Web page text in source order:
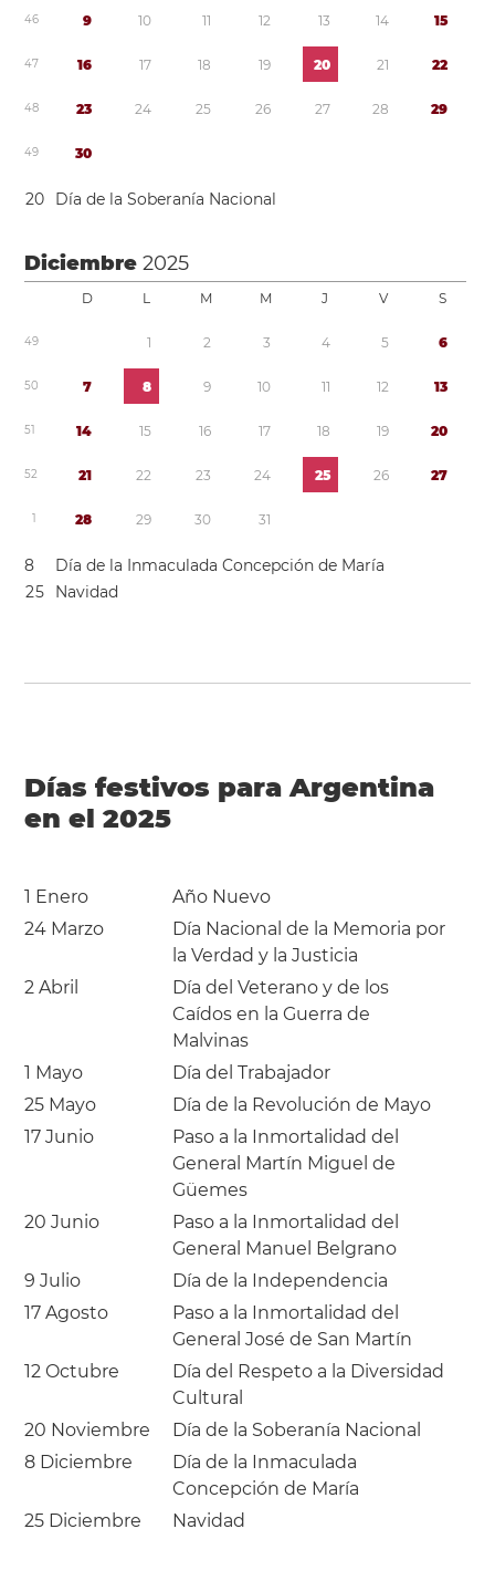
46 9 10 11 12 13 14 15
47 16 17 18 19 20 21 22
48 23 24 25 26 27 28 29
49 30
20 Día de la Soberanía Nacional
Diciembre2025
D L M M J V S
49 1 2 3 4 5 6
50 7 8 9 10 11 12 13
51 14 15 16 17 18 19 20
52 21 22 23 24 25 26 27
1 28 29 30 31
8
Día de la Inmaculada Concepción de María
25 Navidad
Días festivos para Argentina
en el 2025
1 Enero
Año Nuevo
24 Marzo
Día Nacional de la Memoria por
la Verdad y la Justicia
2 Abril
Día del Veterano y de los
Caídos en la Guerra de
Malvinas
1 Mayo
Día del Trabajador
25 Mayo
Día de la Revolución de Mayo
17 Junio
Paso a la Inmortalidad del
General Martín Miguel de
Güemes
20 Junio
Paso a la Inmortalidad del
General Manuel Belgrano
9 Julio
Día de la Independencia
17 Agosto
Paso a la Inmortalidad del
General José de San Martín
12 Octubre
Día del Respeto a la Diversidad
Cultural
20 Noviembre
Día de la Soberanía Nacional
8 Diciembre
Día de la Inmaculada
Concepción de María
25 Diciembre
Navidad